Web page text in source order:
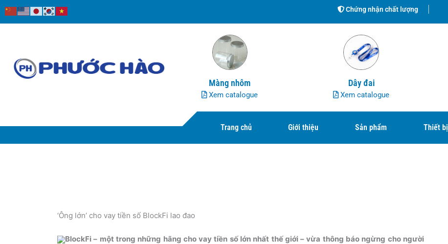
Nhảy
tới
Chứng nhận chất lượng
Màng nhôm
Xem catalogue
Dây đai
Xem catalogue
Trang chủ Giới thiệu Sản phẩm Thiết bị
‘Ông lớn’ cho vay tiền số BlockFi lao đao
BlockFi – một trong những hãng cho vay tiền số lớn nhất thế giới – vừa thông báo ngừng cho người